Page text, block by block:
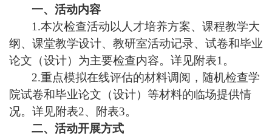
一、活动内容
1.本次检查活动以人才培养方案、课程教学大
纲、课堂教学设计、教研室活动记录、试卷和毕业
论文（设计）为主要检查内容。详见附表1。
2.重点模拟在线评估的材料调阅，随机检查学
院试卷和毕业论文（设计）等材料的临场提供情
况。详见附表2、附表3。
二、活动开展方式